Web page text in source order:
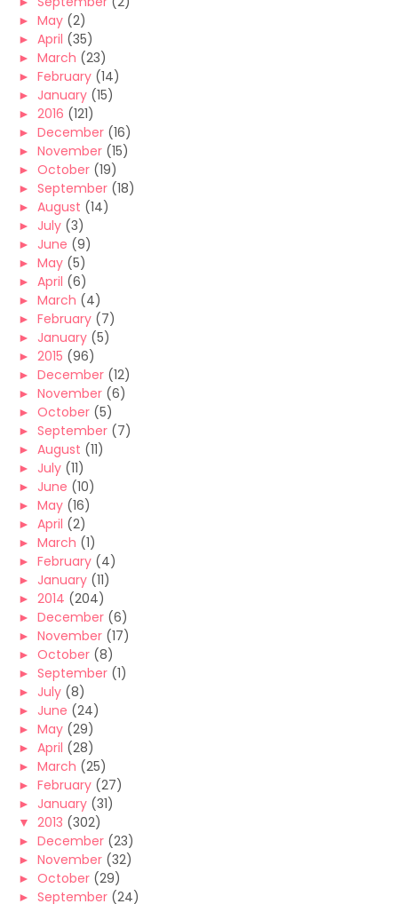
► May (2)
► April (35)
► March (23)
► February (14)
► January (15)
► 2016 (121)
► December (16)
► November (15)
► October (19)
► September (18)
► August (14)
► July (3)
► June (9)
► May (5)
► April (6)
► March (4)
► February (7)
► January (5)
► 2015 (96)
► December (12)
► November (6)
► October (5)
► September (7)
► August (11)
► July (11)
► June (10)
► May (16)
► April (2)
► March (1)
► February (4)
► January (11)
► 2014 (204)
► December (6)
► November (17)
► October (8)
► September (1)
► July (8)
► June (24)
► May (29)
► April (28)
► March (25)
► February (27)
► January (31)
▼ 2013 (302)
► December (23)
► November (32)
► October (29)
► September (24)